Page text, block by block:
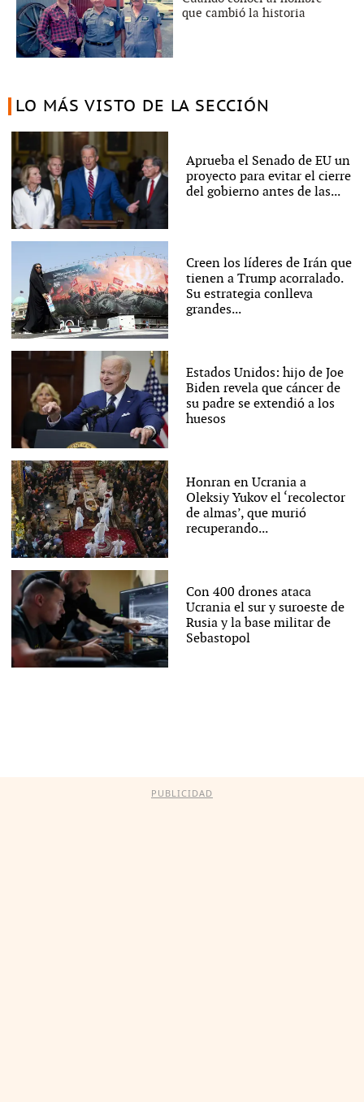
que cambió la historia
LO MÁS VISTO DE LA SECCIÓN
Aprueba el Senado de EU un
proyecto para evitar el cierre
del gobierno antes de las...
Creen los líderes de Irán que
tienen a Trump acorralado.
Su estrategia conlleva
grandes...
Estados Unidos: hijo de Joe
Biden revela que cáncer de
su padre se extendió a los
huesos
Honran en Ucrania a
Oleksiy Yukov el ‘recolector
de almas’, que murió
recuperando...
Con 400 drones ataca
Ucrania el sur y suroeste de
Rusia y la base militar de
Sebastopol
PUBLICIDAD